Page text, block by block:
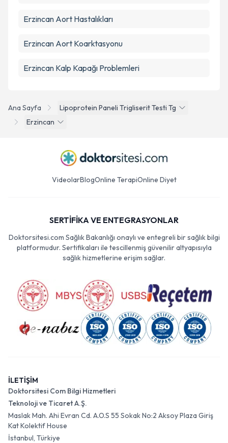
Ana Sayfa
Lipoprotein Paneli Trigliserit Testi Tg
Erzincan
Erzincan Aort Hastalıkları
Erzincan Aort Koarktasyonu
Erzincan Kalp Kapağı Problemleri
VideolarBlogOnline TerapiOnline Diyet
SERTİFİKA VE ENTEGRASYONLAR
Doktorsitesi.com Sağlık Bakanlığı onaylı ve entegreli bir sağlık bilgi
platformudur. Sertifikaları ile tescillenmiş güvenilir altyapısıyla
sağlık hizmetlerine erişim sağlar.
İLETİŞİM
Doktorsitesi Com Bilgi Hizmetleri
Teknoloji ve Ticaret A.Ş.
Maslak Mah. Ahi Evran Cd. A.O.S 55 Sokak No:2 Aksoy Plaza Giriş
Kat Kolektif House
İstanbul, Türkiye